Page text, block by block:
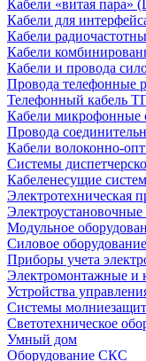
Кабели «витая пара»
Кабели для
Кабели
Кабели
Кабели и провода
Провода телефонные
Телефонный кабель
Кабели микрофонные
Провода
Кабели волоконно-
Системы
Кабеленесущие
Электротехническая
Модульное
Силовое оборудование
Приборы учета
Электромонтажные и
Устройства
Системы
Светотехническое
Умный дом
Оборудование СКС